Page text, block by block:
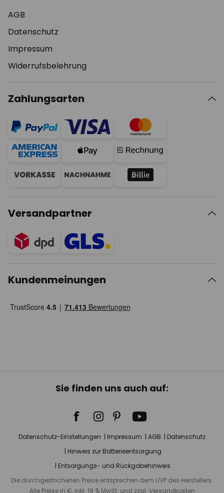
AGB
Datenschutz
Impressum
Widerrufsbelehrung
Zahlungsarten
Versandpartner
Kundenmeinungen
Sie finden uns auch auf:
Datenschutz-Einstellungen Impressum AGB
Datenschutz
Hinweis zur Batterieentsorgung
Entsorgungs- und Rückgabehinweis
Die durchgestrichenen Preise entsprechen dem UVP des Herstellers.
Alle Preise in €, inkl. 19 % MwSt. und zzgl. Versandkosten